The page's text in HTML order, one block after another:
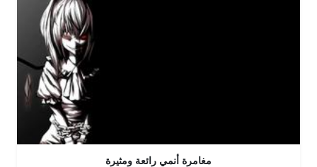
مغامرة أنمي رائعة ومثيرة